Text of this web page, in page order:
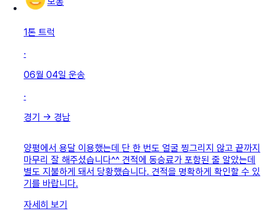
1톤 트럭
·
06월 04일 운송
·
경기 → 경남
양평에서 용달 이용했는데 단 한 번도 얼굴 찡그리지 않고 끝까지
마무리 잘 해주셨습니다^^ 견적에 동승료가 포함된 줄 알았는데
별도 지불하게 돼서 당황했습니다. 견적을 명확하게 확인할 수 있
기를 바랍니다.
자세히 보기